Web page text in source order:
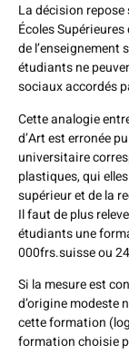
La décision
Écoles
de l’enseignement
étudiants ne
sociaux accordés
Cette analogie
d’Art est erronée
universitaire
plastiques, qui
supérieur et de la
Il faut de plus
étudiants une
000frs.suisse ou
Si la mesure est
d’origine modeste
cette formation
formation choisie